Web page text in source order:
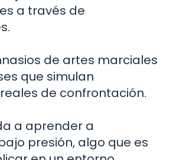
a través de
de artes marciales
que simulan
de confrontación.
a aprender a
presión, algo que es